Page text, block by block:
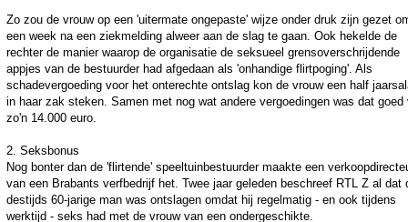
Zo zou de vrouw op een 'uitermate ongepaste' wijze onder druk zijn gezet
een week na een ziekmelding alweer aan de slag te gaan. Ook hekelde de
rechter de manier waarop de organisatie de seksueel grensoverschrijdende
appjes van de bestuurder had afgedaan als 'onhandige flirtpoging'. Als
schadevergoeding voor het onterechte ontslag kon de vrouw een half
in haar zak steken. Samen met nog wat andere vergoedingen was dat goed
zo'n 14.000 euro.
2. Seksbonus
Nog bonter dan de 'flirtende' speeltuinbestuurder maakte een
van een Brabants verfbedrijf het. Twee jaar geleden beschreef RTL Z al dat
destijds 60-jarige man was ontslagen omdat hij regelmatig - en ook tijdens
werktijd - seks had met de vrouw van een ondergeschikte.